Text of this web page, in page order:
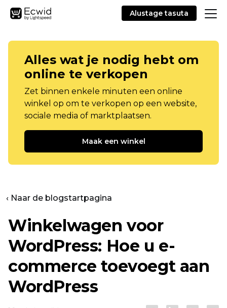
Alustage tasuta
Alles wat je nodig hebt om
online te verkopen
Zet binnen enkele minuten een online
winkel op om te verkopen op een website,
sociale media of marktplaatsen.
Maak een winkel
‹ Naar de blogstartpagina
Winkelwagen voor
WordPress: Hoe u e-
commerce toevoegt aan
WordPress